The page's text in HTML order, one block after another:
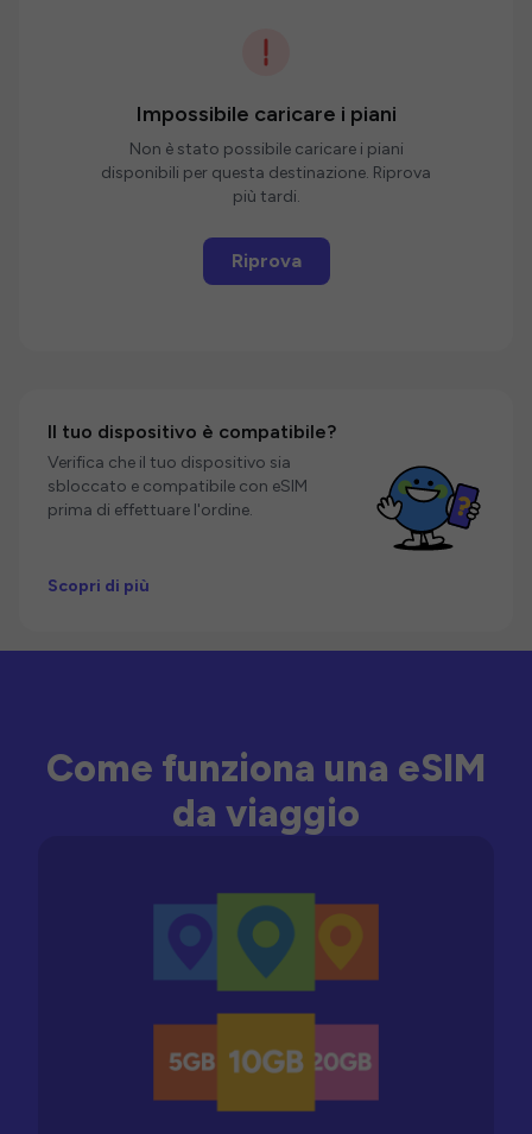
Impossibile caricare i piani
Non è stato possibile caricare i piani
disponibili per questa destinazione. Riprova
più tardi.
Riprova
Il tuo dispositivo è compatibile?
Verifica che il tuo dispositivo sia
sbloccato e compatibile con eSIM
prima di effettuare l'ordine.
Scopri di più
Come funziona una eSIM
da viaggio